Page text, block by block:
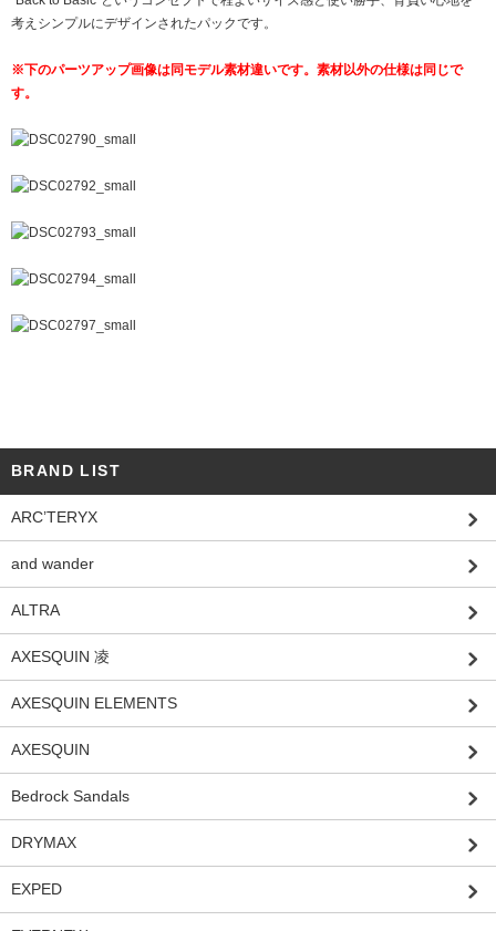
考えシンプルにデザインされたパックです。
※下のパーツアップ画像は同モデル素材違いです。素材以外の仕様は同じで
す。
BRAND LIST
ARC’TERYX
and wander
ALTRA
AXESQUIN 凌
AXESQUIN ELEMENTS
AXESQUIN
Bedrock Sandals
DRYMAX
EXPED